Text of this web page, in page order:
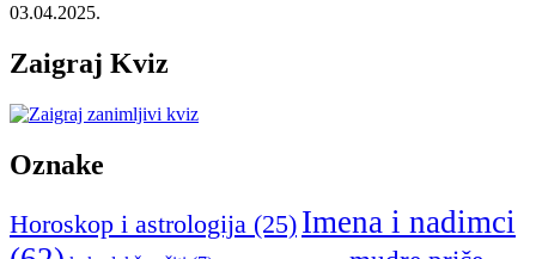
03.04.2025.
Zaigraj Kviz
Oznake
Horoskop i astrologija (25) Imena i nadimci